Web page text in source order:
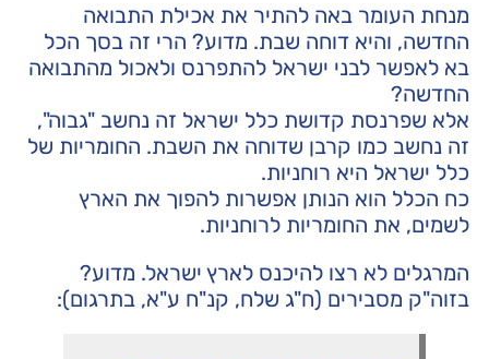
מנחת העומר באה להתיר את אכילת התבואה
החדשה, והיא דוחה שבת. מדוע? הרי זה בסך הכל
בא לאפשר לבני ישראל להתפרנס ולאכול מהתבואה
החדשה?
אלא שפרנסת קדושת כלל ישראל זה נחשב "גבוה",
זה נחשב כמו קרבן שדוחה את השבת. החומריות של
כלל ישראל היא רוחניות.
כח הכלל הוא הנותן אפשרות להפוך את הארץ
לשמים, את החומריות לרוחניות.
המרגלים לא רצו להיכנס לארץ ישראל. מדוע?
בזוה"ק מסבירים (ח"ג שלח, קנ"ח ע"א, בתרגום):